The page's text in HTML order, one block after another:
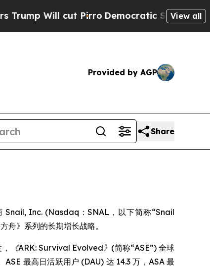
cut Pirro Democratic Socialists ofView all
Provided by AGP
Share
Snail, Inc. (Nasdaq：SNAL，以下简称“Snail
舟》系列的长期增长战略。
《ARK: Survival Evolved》 (简称“ASE”) 全球
最高日活跃用户 (DAU) 达 14.3 万，ASA 最